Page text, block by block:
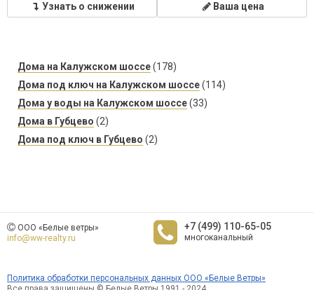
Узнать о снижении Ваша цена
Дома на Калужском шоссе(178)
Дома под ключ на Калужском шоссе(114)
Дома у воды на Калужском шоссе(33)
Дома в Губцево (2)
Дома под ключ в Губцево (2)
ООО «Белые ветры»
info@ww-realty.ru
+7 (499) 110-65-05
многоканальный
Политика обработки персональных данных ООО «Белые Ветры»